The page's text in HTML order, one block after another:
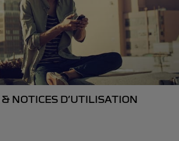
NOTICES D’UTILISATION